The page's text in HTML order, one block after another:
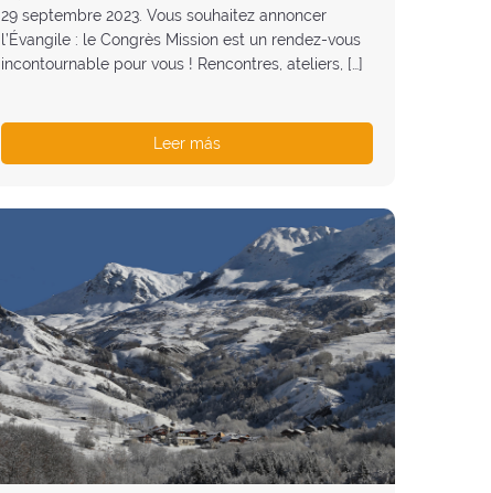
29 septembre 2023. Vous souhaitez annoncer
l’Évangile : le Congrès Mission est un rendez-vous
incontournable pour vous ! Rencontres, ateliers, […]
Leer más